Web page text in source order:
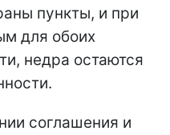
пункты, и при
для обоих
недра остаются
соглашения и